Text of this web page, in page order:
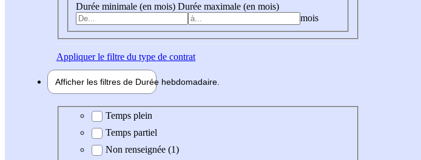
Durée minimale (en mois) Durée maximale (en mois)
mois
Appliquerle filtre du type de contrat
Afficher les filtres de Durée hebdomadaire
Durée hebdomadaire
Temps plein
Temps partiel
Non renseignée (1)